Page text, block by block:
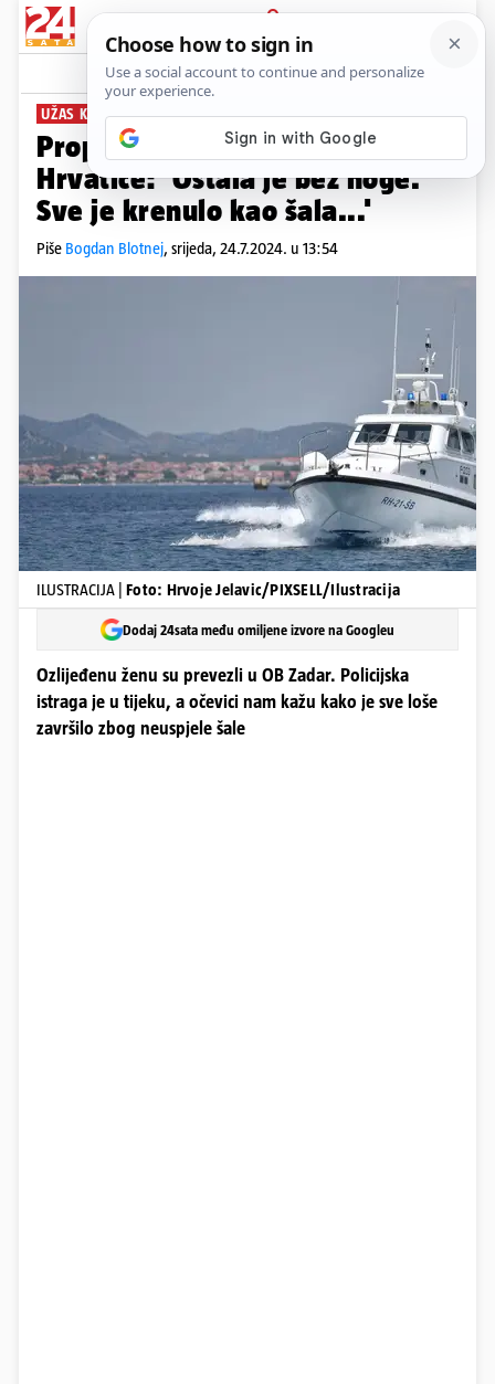
PRIJAVA
News Komentari
UŽAS KRAJ MURTERA
Propeler prešao preko mlade
Hrvatice: 'Ostala je bez noge.
Sve je krenulo kao šala...'
Piše Bogdan Blotnej, srijeda, 24.7.2024. u 13:54
ILUSTRACIJA | Foto: Hrvoje Jelavic/PIXSELL/Ilustracija
Dodaj 24sata među omiljene izvore na Googleu
Ozlijeđenu ženu su prevezli u OB Zadar. Policijska
istraga je u tijeku, a očevici nam kažu kako je sve loše
završilo zbog neuspjele šale